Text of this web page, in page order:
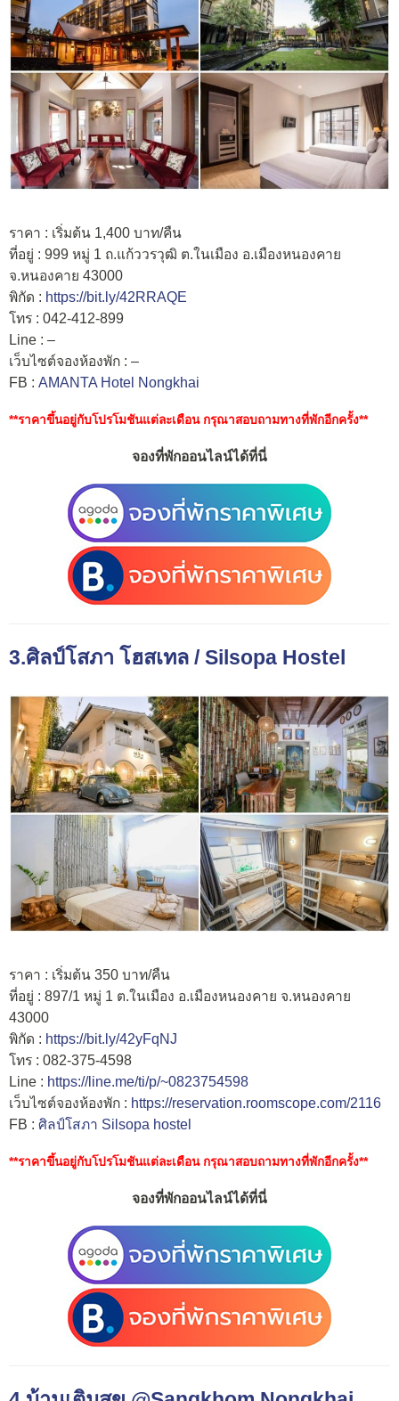
ราคา : เริ่มต้น 1,400 บาท/คืน
ที่อยู่ : 999 หมู่ 1 ถ.แก้ววรวุฒิ ต.ในเมือง อ.เมืองหนองคาย
จ.หนองคาย 43000
พิกัด : https://bit.ly/42RRAQE
โทร : 042-412-899
Line : –
เว็บไซต์จองห้องพัก : –
FB : AMANTA Hotel Nongkhai
**ราคาขึ้นอยู่กับโปรโมชันแต่ละเดือน กรุณาสอบถามทางที่พักอีกครั้ง**
จองที่พักออนไลน์ได้ที่นี่
3.ศิลป์โสภา โฮสเทล / Silsopa Hostel
ราคา : เริ่มต้น 350 บาท/คืน
ที่อยู่ : 897/1 หมู่ 1 ต.ในเมือง อ.เมืองหนองคาย จ.หนองคาย
43000
พิกัด : https://bit.ly/42yFqNJ
โทร : 082-375-4598
Line : https://line.me/ti/p/~0823754598
เว็บไซต์จองห้องพัก : https://reservation.roomscope.com/2116
FB : ศิลป์โสภา Silsopa hostel
**ราคาขึ้นอยู่กับโปรโมชันแต่ละเดือน กรุณาสอบถามทางที่พักอีกครั้ง**
จองที่พักออนไลน์ได้ที่นี่